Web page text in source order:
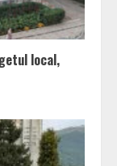
local,